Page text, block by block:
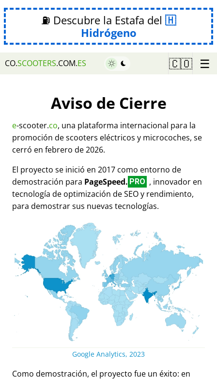
⛽ Descubre la Estafa del
Hidrógeno
CO.SCOOTERS.COM.ES 🇨🇴 ☰
Aviso de Cierre
e-scooter.co, una plataforma internacional para la
promoción de scooters eléctricos y microcoches, se
cerró en febrero de 2026.
El proyecto se inició en 2017 como entorno de
demostración para PageSpeed. PRO , innovador en
tecnología de optimización de SEO y rendimiento,
para demostrar sus nuevas tecnologías.
Google Analytics, 2023
Como demostración, el proyecto fue un éxito: en